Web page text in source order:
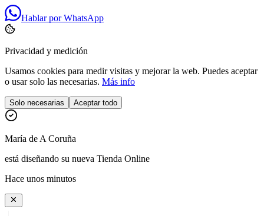
Hablar por WhatsApp
Privacidad y medición
Usamos cookies para medir visitas y mejorar la web. Puedes aceptar
o usar solo las necesarias. Más info
Solo necesarias Aceptar todo
María de A Coruña
está diseñando su nueva Tienda Online
Hace unos minutos